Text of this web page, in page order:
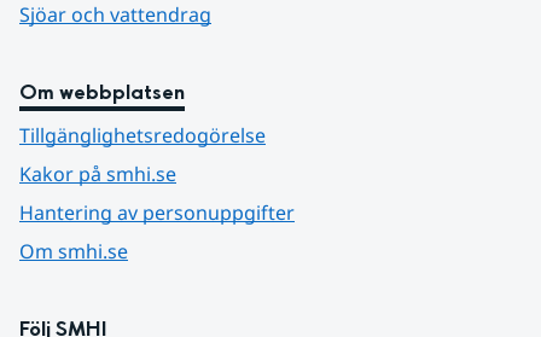
Sjöar och vattendrag
Om webbplatsen
Tillgänglighetsredogörelse
Kakor på smhi.se
Hantering av personuppgifter
Om smhi.se
Följ SMHI